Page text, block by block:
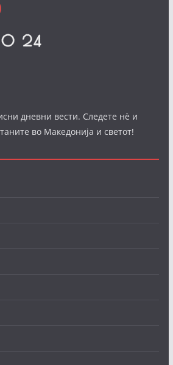
дневни вести. Следете нè и
во Македонија и светот!